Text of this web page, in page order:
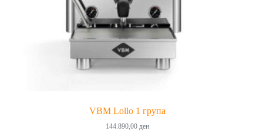
VBM Lollo 1 група
144.890,00ден